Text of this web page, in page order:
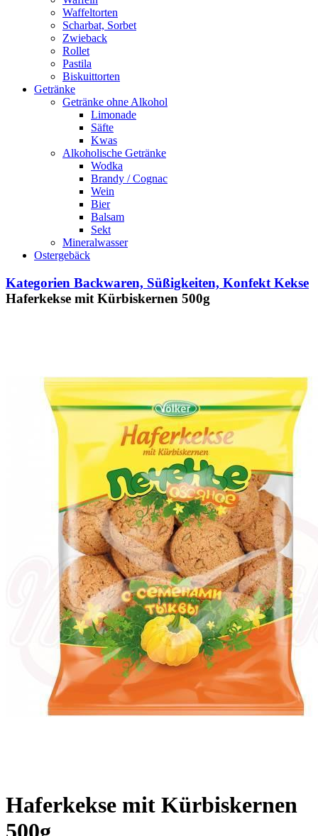
Waffeltorten
Scharbat, Sorbet
Zwieback
Rollet
Pastila
Biskuittorten
Getränke
Getränke ohne Alkohol
Limonade
Säfte
Kwas
Alkoholische Getränke
Wodka
Brandy / Cognac
Wein
Bier
Balsam
Sekt
Mineralwasser
Ostergebäck
Kategorien Backwaren, Süßigkeiten, Konfekt Kekse
Haferkekse mit Kürbiskernen 500g
Haferkekse mit Kürbiskernen